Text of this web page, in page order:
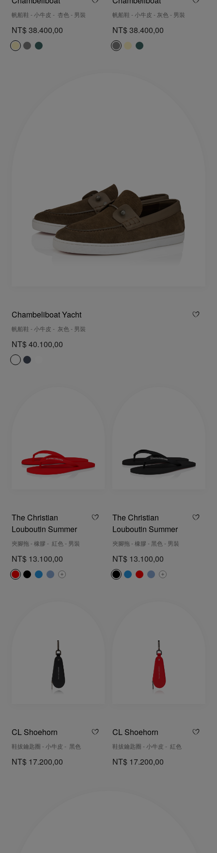
帆船鞋 - 小牛皮 - 杏色 - 男裝
NT$ 38.400,00
帆船鞋 - 小牛皮 - 灰色 - 男裝
NT$ 38.400,00
Chambeliboat Yacht
帆船鞋 - 小牛皮 - 灰色 - 男裝
NT$ 40.100,00
The Christian
Louboutin Summer
夾腳拖 - 橡膠 - 紅色 - 男裝
NT$ 13.100,00
The Christian
Louboutin Summer
夾腳拖 - 橡膠 - 黑色 - 男裝
NT$ 13.100,00
CL Shoehorn
鞋拔鑰匙圈 - 小牛皮 - 黑色
NT$ 17.200,00
CL Shoehorn
鞋拔鑰匙圈 - 小牛皮 - 紅色
NT$ 17.200,00